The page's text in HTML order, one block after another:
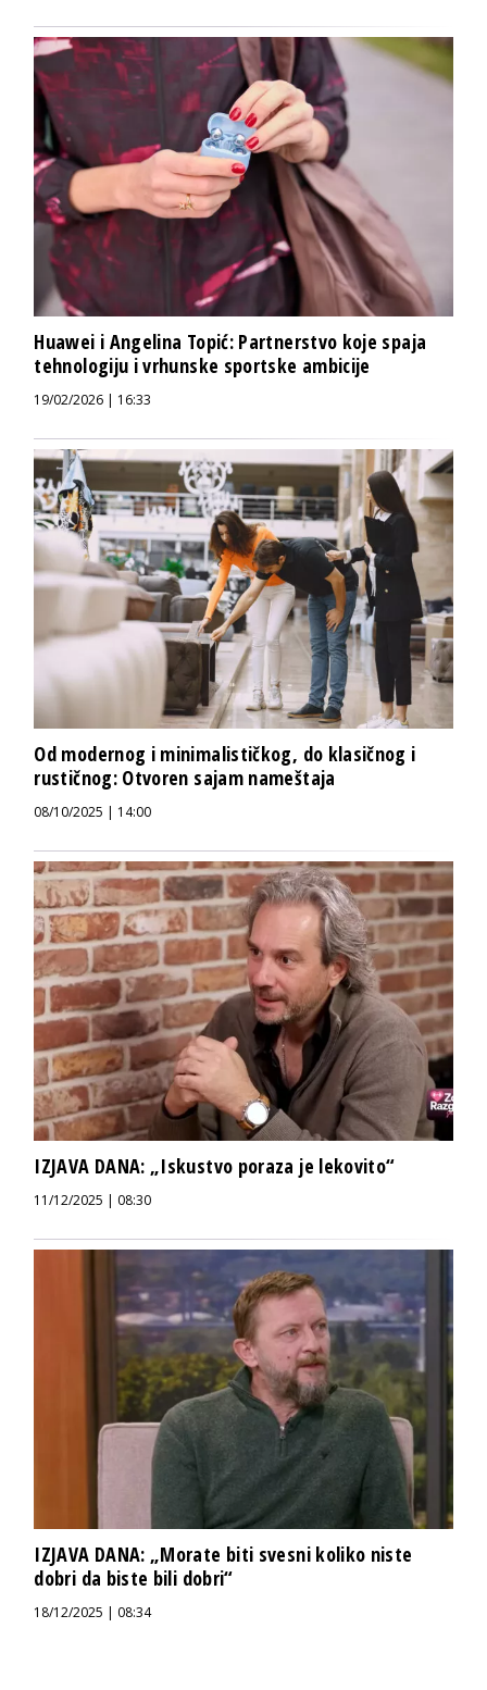
Huawei i Angelina Topić: Partnerstvo koje spaja
tehnologiju i vrhunske sportske ambicije
19/02/2026 | 16:33
Od modernog i minimalističkog, do klasičnog i
rustičnog: Otvoren sajam nameštaja
08/10/2025 | 14:00
IZJAVA DANA: „Iskustvo poraza je lekovito“
11/12/2025 | 08:30
IZJAVA DANA: „Morate biti svesni koliko niste
dobri da biste bili dobri“
18/12/2025 | 08:34